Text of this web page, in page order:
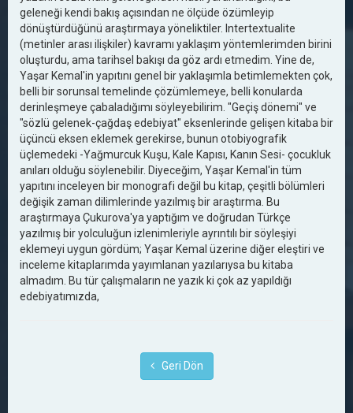
geleneği kendi bakış açısından ne ölçüde özümleyip
dönüştürdüğünü araştırmaya yöneliktiler. lntertextualite
(metinler arası ilişkiler) kavramı yaklaşım yöntemlerimden birini
oluşturdu, ama tarihsel bakışı da göz ardı etmedim. Yine de,
Yaşar Kemal'in yapıtını genel bir yaklaşımla betimlemekten çok,
belli bir sorunsal temelinde çözümlemeye, belli konularda
derinleşmeye çabaladığımı söyleyebilirim. "Geçiş dönemi" ve
"sözlü gelenek-çağdaş edebiyat" eksenlerinde gelişen kitaba bir
üçüncü eksen eklemek gerekirse, bunun otobiyografik
üçlemedeki -Yağmurcuk Kuşu, Kale Kapısı, Kanın Sesi- çocukluk
anıları olduğu söylenebilir. Diyeceğim, Yaşar Kemal'in tüm
yapıtını inceleyen bir monografi değil bu kitap, çeşitli bölümleri
değişik zaman dilimlerinde yazılmış bir araştırma. Bu
araştırmaya Çukurova'ya yaptığım ve doğrudan Türkçe
yazılmış bir yolculuğun izlenimleriyle ayrıntılı bir söyleşiyi
eklemeyi uygun gördüm; Yaşar Kemal üzerine diğer eleştiri ve
inceleme kitaplarımda yayımlanan yazılarıysa bu kitaba
almadım. Bu tür çalışmaların ne yazık ki çok az yapıldığı
edebiyatımızda,
Geri Dön